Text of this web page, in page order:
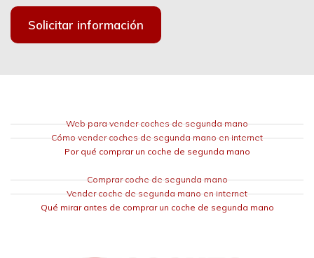
Solicitar información
Web para vender coches de segunda mano
Cómo vender coches de segunda mano en internet
Por qué comprar un coche de segunda mano
Comprar coche de segunda mano
Vender coche de segunda mano en internet
Qué mirar antes de comprar un coche de segunda mano